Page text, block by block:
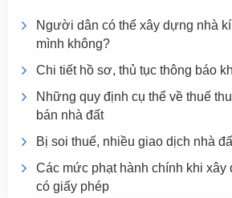
Người dân có thể xây dựng nhà
mình không?
Chi tiết hồ sơ, thủ tục thông báo
Những quy định cụ thể về thuế
bán nhà đất
Bị soi thuế, nhiều giao dịch nhà
Các mức phạt hành chính khi
có giấy phép